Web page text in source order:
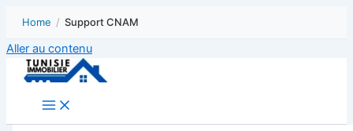
Home / Support CNAM
Aller au contenu